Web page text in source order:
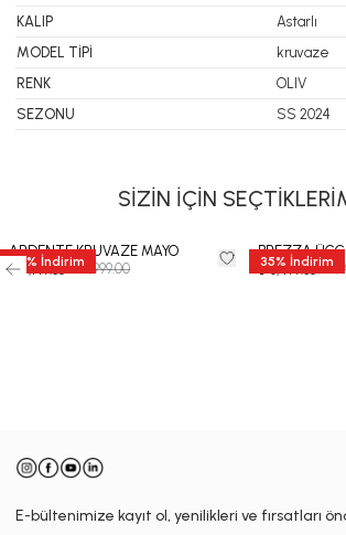
KALIP
Astarlı
MODEL TİPİ
kruvaze
RENK
OLIV
SEZONU
SS 2024
SİZİN İÇİN
35 % İndirim
ARDENTE KRUVAZE MAYO
₺ 7,149.35 ₺ 10,999.00 35% İndirim
BREZZA
₺ 6,499.35 ₺
E-bültenimize kayıt ol, yenilikleri ve fırsatları